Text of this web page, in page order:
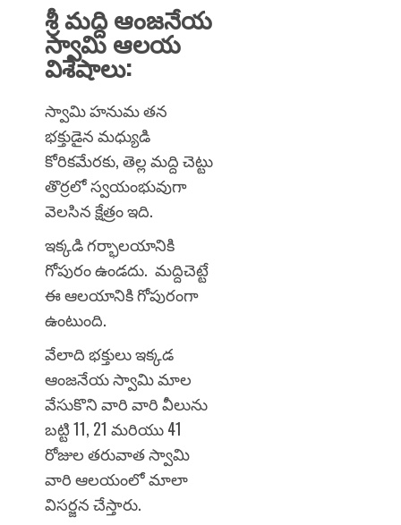
శ్రీ మద్ది ఆంజనేయ
స్వామి ఆలయ
విశేషాలు:
స్వామి హనుమ తన
భక్తుడైనమధ్యుడి
కోరికమేరకు,తెల్ల మద్ది చెట్టు
తొర్రలో స్వయంభువుగా
వెలసిన క్షేత్రం ఇది.
ఇక్కడి గర్భాలయానికి
గోపురం ఉండదు. మద్దిచెట్టే
ఈ ఆలయానికి గోపురంగా
ఉంటుంది.
వేలాది భక్తులు ఇక్కడ
ఆంజనేయ స్వామి మాల
వేసుకొని వారి వారి వీలును
బట్టి 11, 21 మరియు 41
రోజుల తరువాత స్వామి
వారి ఆలయంలో మాలా
విసర్జన చేస్తారు.